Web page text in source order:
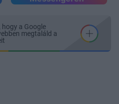
, hogy a Google
megtaláld a